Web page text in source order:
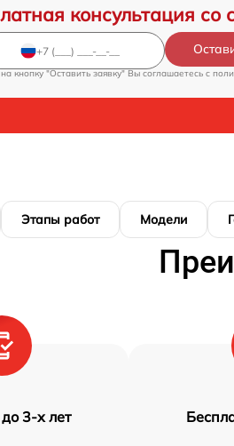
консультация со
кнопку "Оставить заявку" Вы соглашаетесь c
Этапы работ Модели
3-х лет